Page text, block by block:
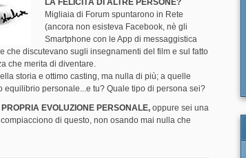
LA FELICITÀ DI ALTRE PERSONE?
Migliaia di Forum spuntarono in Rete
(ancora non esisteva Facebook, nè gli
Smartphone con le App di messaggistica
che discutevano sugli insegnamenti del film e sul fatto
che merita di diventare.
storia e ottimo casting, ma nulla di più; a quelle
personale...e tu? Quale tipo di persona sei?
EVOLUZIONE PERSONALE, oppure sei una
di questo, non osando mai nulla che